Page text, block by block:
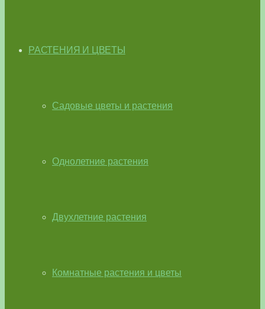
РАСТЕНИЯ И ЦВЕТЫ
Садовые цветы и растения
Однолетние растения
Двухлетние растения
Комнатные растения и цветы